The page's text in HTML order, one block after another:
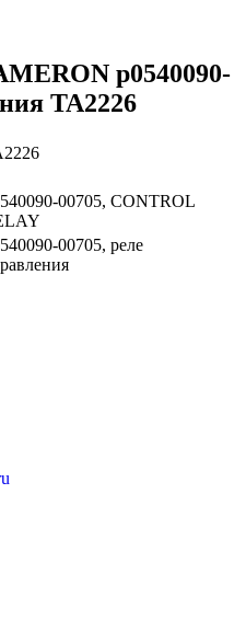
p0540090-
TA2226
00705, CONTROL
00705, реле